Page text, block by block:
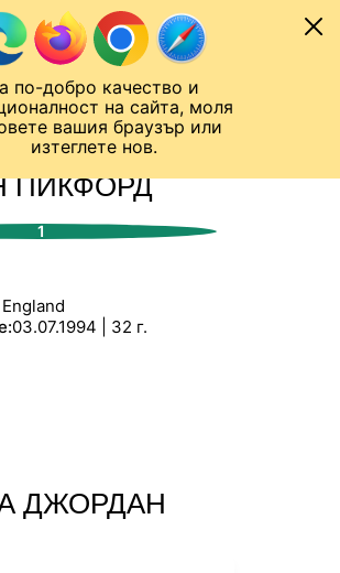
по-добро качество и
на сайта, моля
вашия браузър или
изтеглете нов.
ПИКФОРД
1
England
03.07.1994 | 32 г.
ДЖОРДАН